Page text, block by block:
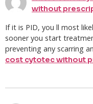
without
If it is PID, you ll most
sooner you start
preventing any scarring
cost cytotec without